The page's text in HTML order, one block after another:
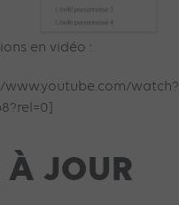
en vidéo :
www.youtube.com/watch?
À JOUR